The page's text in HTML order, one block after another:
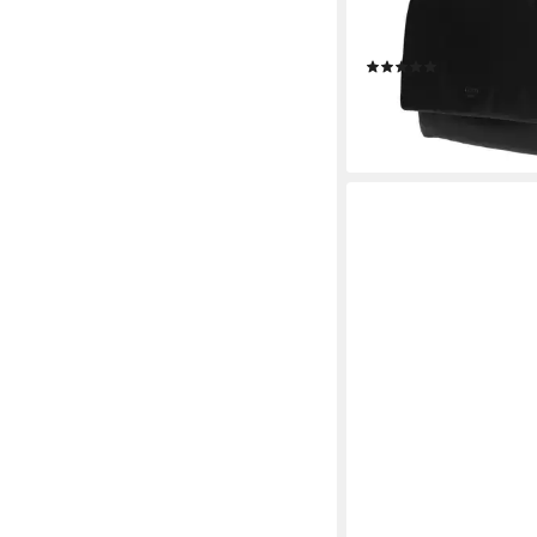
Echt Leder schwarz,
verstellbarem
99,00 € UVP
lieferbar - in 3-4